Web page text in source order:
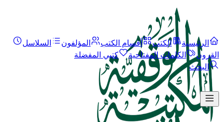
الرئيسية الكتب أقسام الكتب المؤلفون
السلاسل
القرون
الكلمات المفتاحية
كتبي المفضلة
البحث